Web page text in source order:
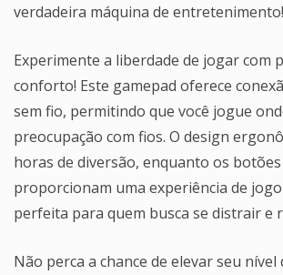
verdadeira máquina de entretenimento!
Experimente a liberdade de jogar com
conforto! Este gamepad oferece
sem fio, permitindo que você jogue
preocupação com fios. O design
horas de diversão, enquanto os
proporcionam uma experiência de
perfeita para quem busca se distrair e
Não perca a chance de elevar seu nível